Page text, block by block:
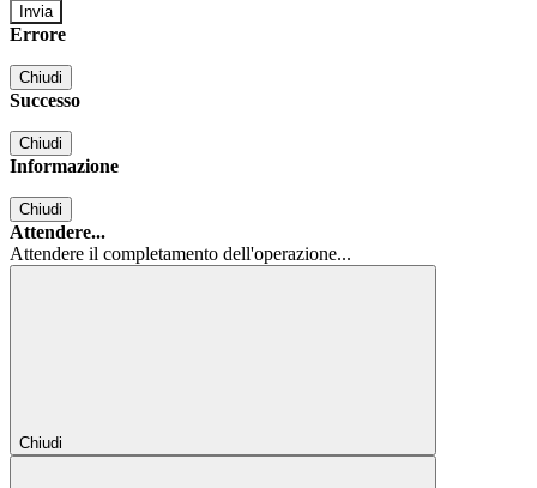
Errore
Chiudi
Successo
Chiudi
Informazione
Chiudi
Attendere...
Attendere il completamento dell'operazione...
Chiudi